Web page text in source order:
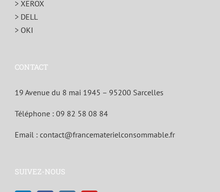
> XEROX
> DELL
> OKI
CONTACT
19 Avenue du 8 mai 1945 – 95200 Sarcelles
Téléphone : 09 82 58 08 84
Email : contact@francematerielconsommable.fr
SUIVEZ-NOUS